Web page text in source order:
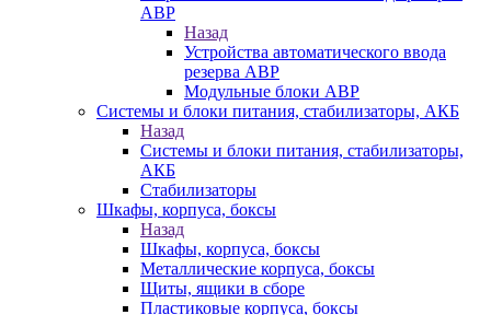
АВР
Назад
Устройства автоматического ввода
резерва АВР
Модульные блоки АВР
Системы и блоки питания, стабилизаторы, АКБ
Назад
Системы и блоки питания, стабилизаторы,
АКБ
Стабилизаторы
Шкафы, корпуса, боксы
Назад
Шкафы, корпуса, боксы
Металлические корпуса, боксы
Щиты, ящики в сборе
Пластиковые корпуса, боксы